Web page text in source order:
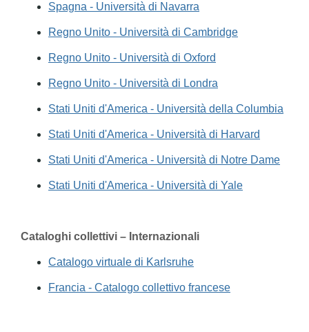
Spagna - Università di Navarra
Regno Unito - Università di Cambridge
Regno Unito - Università di Oxford
Regno Unito - Università di Londra
Stati Uniti d'America - Università della Columbia
Stati Uniti d'America - Università di Harvard
Stati Uniti d'America - Università di Notre Dame
Stati Uniti d'America - Università di Yale
Cataloghi collettivi – Internazionali
Catalogo virtuale di Karlsruhe
Francia - Catalogo collettivo francese